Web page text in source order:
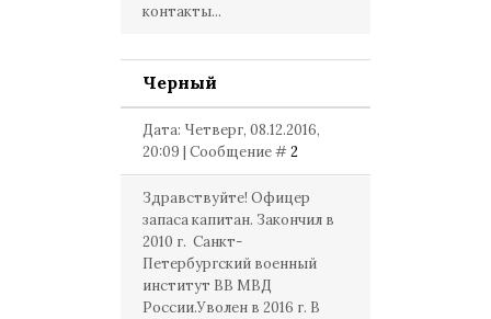
контакты...
Черный
Дата: Четверг, 08.12.2016,
20:09 | Сообщение #2
Здравствуйте! Офицер
запаса капитан. Закончил в
2010 г. Санкт-
Петербургский военный
институт ВВ МВД
России.Уволен в 2016 г. В